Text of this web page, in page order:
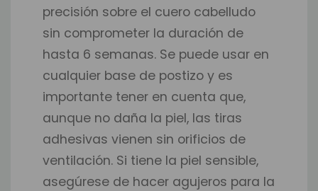
precisión sobre el cuero cabelludo
sin comprometer la duración de
hasta 6 semanas. Se puede usar en
cualquier base de postizo y es
importante tener en cuenta que,
aunque no daña la piel, las tiras
adhesivas vienen sin orificios de
ventilación. Si tiene la piel sensible,
asegúrese de hacer agujeros para la